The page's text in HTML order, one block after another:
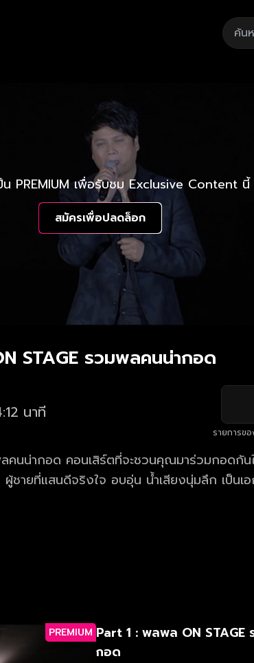
น PREMIUM เพื่อรับชม Exclusive Content นี้
สมัครเพื่อปลดล็อก
STAGE รวมพลคนน่ากอด
นาที
รายการข
คนน่ากอด คอนเสิร์ตที่จะชวนคุณมาร่วมกอดกัน
ายที่แสนดีจริงใจ อบอุ่น น้ำเสียงนุ่มลึก เป็นเ
PREMIUM Part 1 : พลพล ON STAGE
กอด